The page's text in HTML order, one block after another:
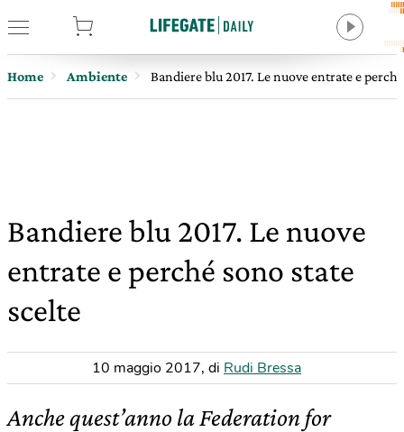
Home Ambiente Bandiere blu 2017. Le nuove entrate e
Bandiere blu 2017. Le nuove
entrate e perché sono state
scelte
10 maggio 2017, di Rudi Bressa
Anche quest’anno la Federation for